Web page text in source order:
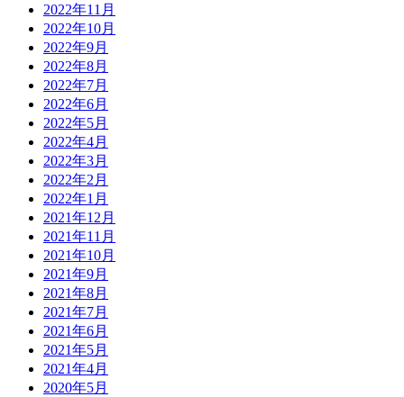
2022年11月
2022年10月
2022年9月
2022年8月
2022年7月
2022年6月
2022年5月
2022年4月
2022年3月
2022年2月
2022年1月
2021年12月
2021年11月
2021年10月
2021年9月
2021年8月
2021年7月
2021年6月
2021年5月
2021年4月
2020年5月